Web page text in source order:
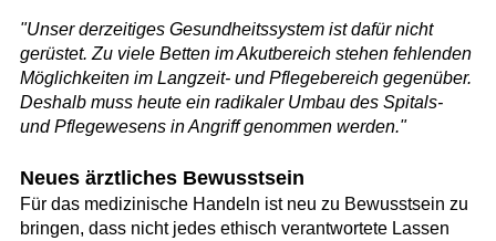
"Unser derzeitiges Gesundheitssystem ist dafür nicht
gerüstet. Zu viele Betten im Akutbereich stehen fehlenden
Möglichkeiten im Langzeit- und Pflegebereich gegenüber.
Deshalb muss heute ein radikaler Umbau des Spitals-
und Pflegewesens in Angriff genommen werden."
Neues ärztliches Bewusstsein
Für das medizinische Handeln ist neu zu Bewusstsein zu
bringen, dass nicht jedes ethisch verantwortete Lassen